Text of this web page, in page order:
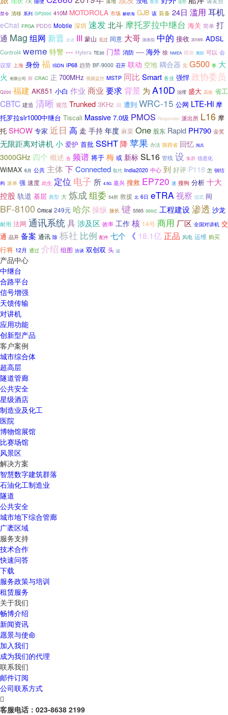
禁令 清移 系列 GP2000 410M MOTOROLA 市场 解析海 GJB 该 装备 24日 滥用 耳机
eChat FPGA PDDS Mobile 深圳 速发北斗 摩托罗拉中继台 海关 简单 打
通 Mag 组网 新晋 走进 III 蒙山 见过 同意 大哥 国务院 中的 接收 2018年 ADSL
Control4 weme 特警 --- Hytera TE30 门禁 消防 ---- 海外 徐 NMEA 模块 离职 可以 会
议室 上海 身份 福 ISDN IP68 趋势 BF-9000 召开 联动 空地 耦合器 完 G500 事 大
火 有限公司 脚 CRAC 正 700MHz 视频监控 MSTP 同比 Smart 各业 强悍 政协委员
Q200 福建 AK851 小白 作业 商业 要求背景 为 A10D 治理 盛大 高效 省工
CBTC 建造 清晰 规范 Trunked 3KHz 就 遭到 WRC-15 公网 LTE-Hi 摩
托罗拉slr1000中继台 Tiscali Massive 7.0级 PMOS Responder 派出所 L16 摩
托 SHOW 专家 近日 高 走 手持 年度 麻栗 One 股东 Rapid PH790 金奖
无限距离对讲机小 爱护 首批 SSHT降 苹果 办法 陕西省 回忆 阅兵
3000GHz 四个 概述 合 频谱 将于 梅 或 新标 SL16 管线 设 集群 信息化
WiMAX 6月 公共 主体 下Connected 取代 India2020 中心 到 好评 P118 怎 钢结
构 派单 强 速度 此生 定位 电子 所 4.5G 嘉兴 搜救 EP720 遇 搜狗 分析 十大
控股 轨道 基层 典型 大 炼成组委 54所 救援 北 6日 eTRA视察 仪式 间
BF-8100 Critical 249元 哈尔操纵 旅长 键 S565 300亿 工程建设渗透 沙龙
耐用 法网 通讯系统具涉及区 效率 工作 核 14号 商用 厂区 全国对讲机 交
通 品开 备案 通讯 除 栎社 比例 配件 七个 《 18.1亿 正品 风电 运维 购买
行将 12月 通过 介绍 组图 洽谈 双创双 头 运
产品中心
中继台
合路平台
信号增强
天馈传输
对讲机
应用功能
创新型产品
客户案例
城市综合体
超高层
隧道管廊
公共安全
星级酒店
制造业及化工
医院
博物馆展馆
比赛场馆
风景区
解决方案
智慧数字建筑群落
石油化工制造业
隧道
公共安全
城市地下综合管廊
广袤区域
服务支持
技术合作
快速问答
下载
服务政策与培训
租赁服务
关于我们
畅博介绍
新闻资讯
愿景与使命
加入我们
成为我们的代理
联系我们
邮件订阅
公司联系方式

客服电话： 023-8638 2199